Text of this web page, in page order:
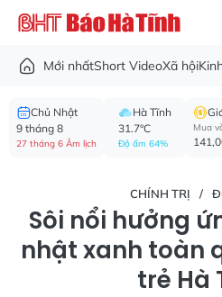
Mới nhấtShort VideoXã hội
Chủ Nhật
9 tháng 8
27 tháng 6 Âm lịch
Hà Tĩnh
31.7°C
Độ ẩm 64%
Mua
CHÍNH TRỊ
Sôi nổi hưởng
nhật xanh toàn
trẻ Hà